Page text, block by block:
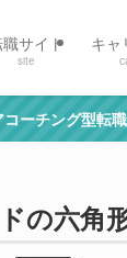
サイト
site
キャ
ーチング型転
の六角